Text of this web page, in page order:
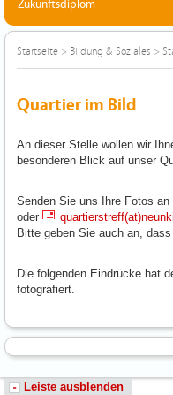
Zukunftsdiplom
Startseite > Bildung & Soziales >
Quartier im Bild
An dieser Stelle wollen wir
besonderen Blick auf unser
Senden Sie uns Ihre Fotos an
oder
Bitte geben Sie auch an,
Die folgenden Eindrücke hat
fotografiert.
Leiste ausblenden